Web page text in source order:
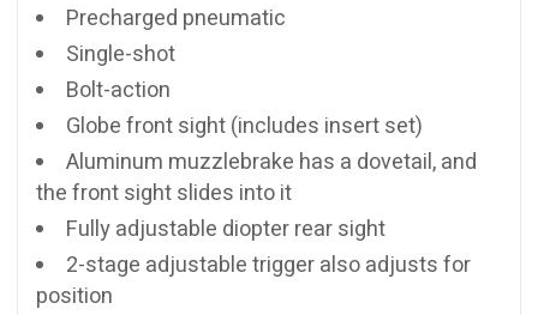
Precharged pneumatic
Single-shot
Bolt-action
Globe front sight (includes insert set)
Aluminum muzzlebrake has a dovetail, and
the front sight slides into it
Fully adjustable diopter rear sight
2-stage adjustable trigger also adjusts for
position